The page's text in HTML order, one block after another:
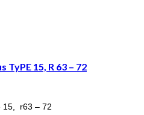
TyPE 15, R 63 – 72
15, r63 – 72